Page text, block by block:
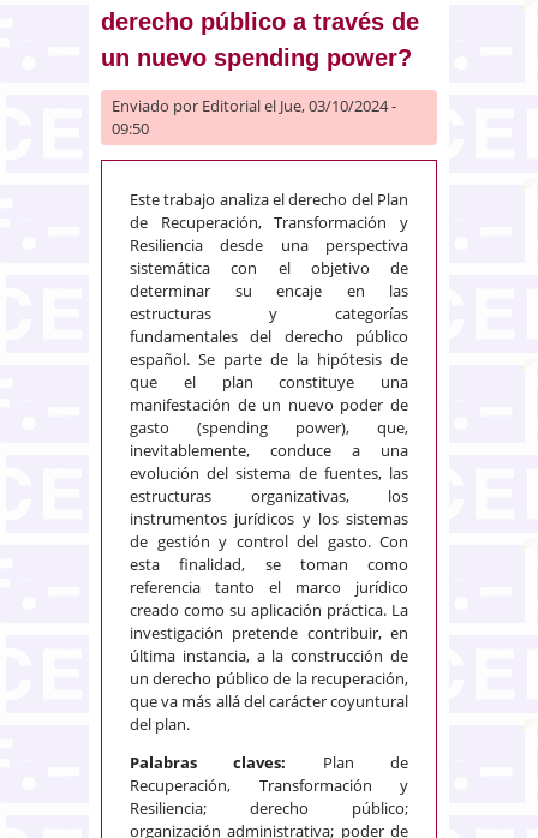
derecho público a través de
un nuevo spending power?
Enviado por Editorialel Jue, 03/10/2024 -
09:50
Este trabajo analiza el derecho del Plan
de Recuperación, Transformación y
Resiliencia desde una perspectiva
sistemática con el objetivo de
determinar su encaje en las
estructuras y categorías
fundamentales del derecho público
español. Se parte de la hipótesis de
que el plan constituye una
manifestación de un nuevo poder de
gasto (spending power), que,
inevitablemente, conduce a una
evolución del sistema de fuentes, las
estructuras organizativas, los
instrumentos jurídicos y los sistemas
de gestión y control del gasto. Con
esta finalidad, se toman como
referencia tanto el marco jurídico
creado como su aplicación práctica. La
investigación pretende contribuir, en
última instancia, a la construcción de
un derecho público de la recuperación,
que va más allá del carácter coyuntural
del plan.
Palabras claves: Plan de
Recuperación, Transformación y
Resiliencia; derecho público;
organización administrativa; poder de